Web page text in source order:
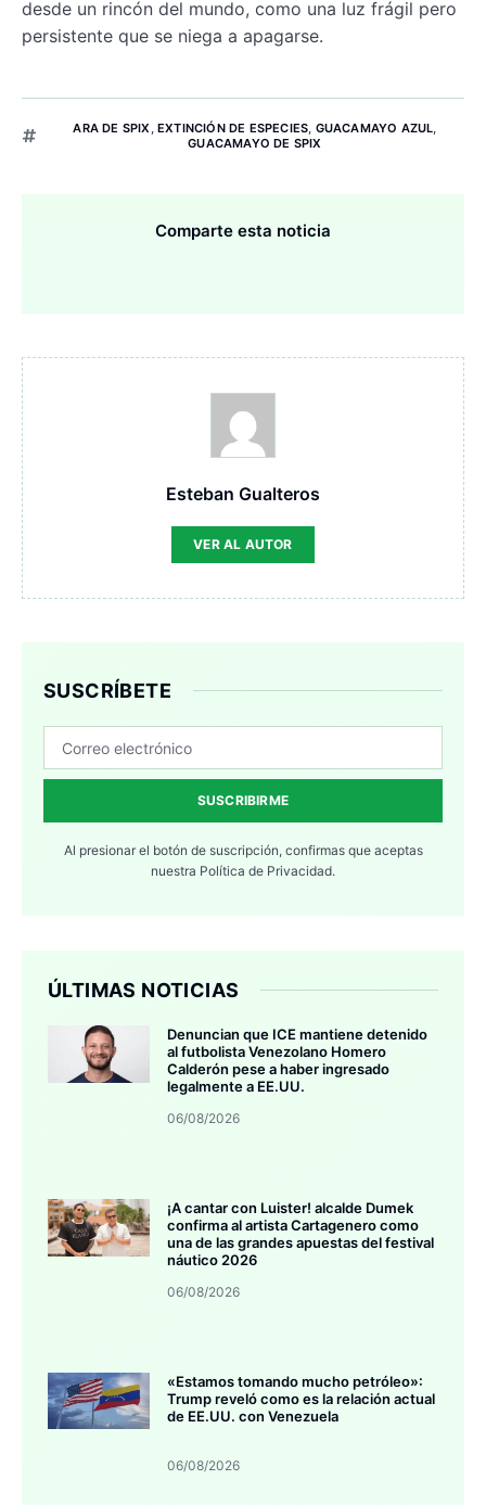
desde un rincón del mundo, como una luz frágil pero
persistente que se niega a apagarse.
ARA DE SPIX , EXTINCIÓN DE ESPECIES, GUACAMAYO AZUL,
GUACAMAYO DE SPIX
Comparte esta noticia
Esteban Gualteros
VER AL AUTOR
SUSCRÍBETE
SUSCRIBIRME
Al presionar el botón de suscripción, confirmas que aceptas
nuestra Política de Privacidad.
ÚLTIMAS NOTICIAS
Denuncian que ICE mantiene detenido
al futbolista Venezolano Homero
Calderón pese a haber ingresado
legalmente a EE.UU.
06/08/2026
¡A cantar con Luister! alcalde Dumek
confirma al artista Cartagenero como
una de las grandes apuestas del festival
náutico 2026
06/08/2026
«Estamos tomando mucho petróleo»:
Trump reveló como es la relación actual
de EE.UU. con Venezuela
06/08/2026